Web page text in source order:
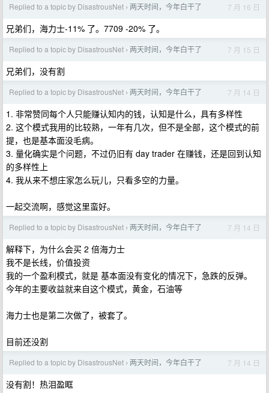
Replied to a topic by DisastrousNet › 两天时间，今年白干了 7 月 16 日
兄弟们，海力士-11% 了。7709 -20% 了。
Replied to a topic by DisastrousNet › 两天时间，今年白干了 7 月 15 日
兄弟们，没有割
Replied to a topic by DisastrousNet › 两天时间，今年白干了 7 月 14 日
1. 非常赞同每个人只能赚认知内的钱，认知是什么，具有多样性
2. 这个模式我用的比较熟，一年有几次，但不是全部，这个模式的前
提，也是基本面没毛病。
3. 量化确实是个问题，不过仍旧有 day trader 在赚钱，还是回到认知
的多样性上
4. 我从来不想庄家怎么玩儿，只看多空的力量。
一起交流啊，感觉这里蛮好。
Replied to a topic by DisastrousNet › 两天时间，今年白干了 7 月 14 日
解释下，为什么会买 2 倍海力士
我不是长线，价值投资
我的一个盈利模式，就是 基本面没有变化的情况下，急跌的反弹。
今年的主要收益就来自这个模式，黄金，石油等
海力士也是第二次做了，被套了。
目前还没割
Replied to a topic by DisastrousNet › 两天时间，今年白干了 7 月 14 日
没有割！热泪盈眶